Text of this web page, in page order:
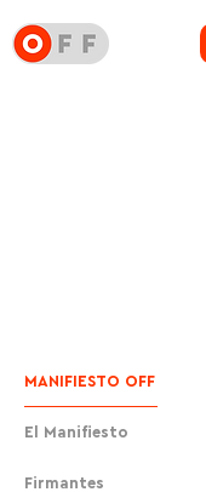
MANIFIESTO OFF
El Manifiesto
Firmantes